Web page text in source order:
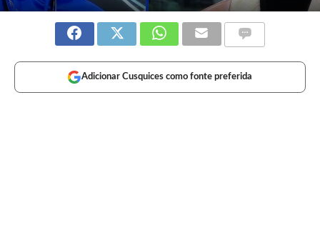
Adicionar Cusquices como fonte preferida